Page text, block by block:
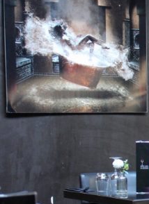
rythme du service influence la fluidité d’un
plus fort avec une offre homogène. Un
de Marne peut aussi privilégier une
Restaurant Val de Marne bien présenté en
Val de Marne soigné. Un Restaurant Val de
Un Restaurant Val de Marne peut satisfaire
aussi dans la qualité de la salle. La propreté
convaincre par la précision de sa cuisine. Un
Val de Marne agréable veille souvent à
répond à plus de besoins. La clarté de
raffinement pour se différencier. Le soin
performant sait gérer l’affluence sans
Restaurant Val de Marne bien organisé
frustrantes. Le conseil d’un proche peut
à la complémentarité de ses points forts. Un
Marne, faire le bon choix culinaire nécessite